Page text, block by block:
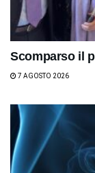
Scomparso il
7 AGOSTO 2026